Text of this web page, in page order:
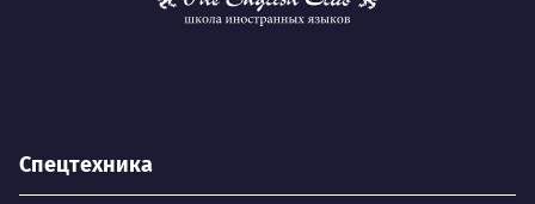
Спецтехника